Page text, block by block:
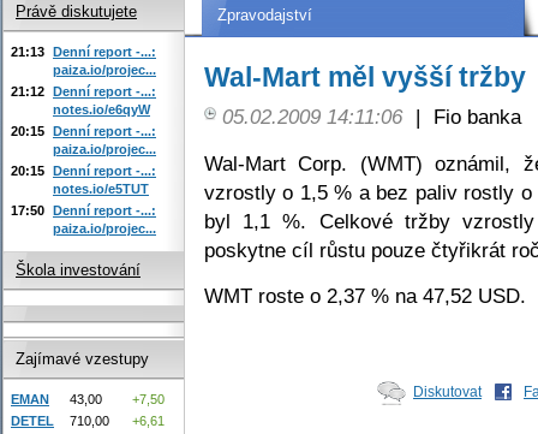
Zpravodajství
Wal-Mart měl vyšší tržby
05.02.2009 14:11:06 |
Fio banka
Wal-Mart Corp. (WMT) oznámil,
vzrostly o 1,5 % a bez paliv rostly
byl 1,1 %. Celkové tržby
poskytne cíl růstu pouze čtyřikrát
WMT roste o 2,37 % na 47,52 USD.
Diskutovat
Právě diskutujete
21:13 Denní report -...:
paiza.io/projec...
21:12 Denní report -...:
notes.io/e6qyW
20:15 Denní report -...:
paiza.io/projec...
20:15 Denní report -...:
notes.io/e5TUT
17:50 Denní report -...:
paiza.io/projec...
Škola investování
Zajímavé vzestupy
EMAN 43,00
+7,50
DETEL
710,00
+6,61